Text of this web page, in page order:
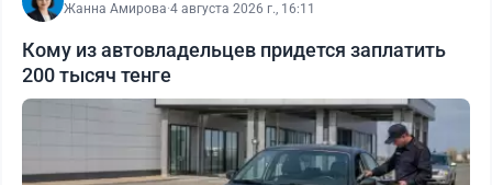
Жанна Амирова·4 августа 2026 г., 16:11
Кому из автовладельцев придется заплатить
200 тысяч тенге